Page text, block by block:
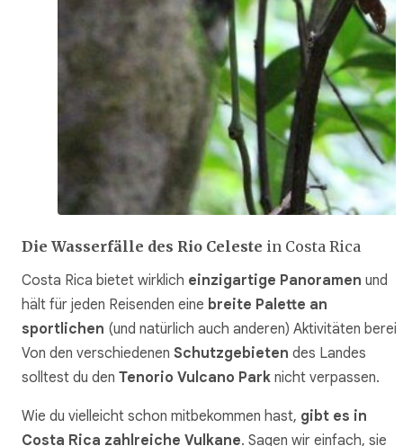
Die Wasserfälle des Rio Celeste in Costa Rica
Costa Rica bietet wirklich einzigartige Panoramen und
hält für jeden Reisenden eine breite Palette an
sportlichen (und natürlich auch anderen) Aktivitäten
Von den verschiedenen Schutzgebieten des Landes
solltest du den Tenorio Vulcano Park nicht verpassen.
Wie du vielleicht schon mitbekommen hast, gibt es in
Costa Rica zahlreiche Vulkane. Sagen wir einfach, sie